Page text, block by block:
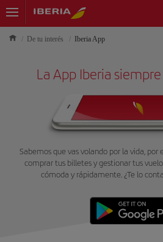
De tu interés Iberia App
La App Iberia
Sabemos que vas volando por la vida, por
comprar tus billetes y gestionar tus
cómoda y rápidamente. ¿Te lo